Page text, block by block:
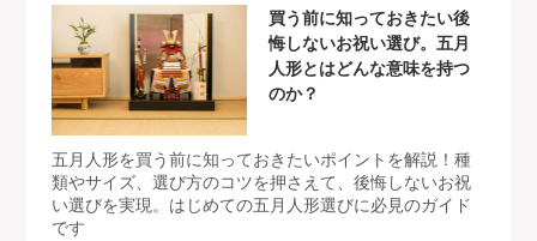
買う前に知っておきたい後
悔しないお祝い選び。五月
人形とはどんな意味を持つ
のか？
五月人形を買う前に知っておきたいポイントを解説！種
類やサイズ、選び方のコツを押さえて、後悔しないお祝
い選びを実現。はじめての五月人形選びに必見のガイド
です